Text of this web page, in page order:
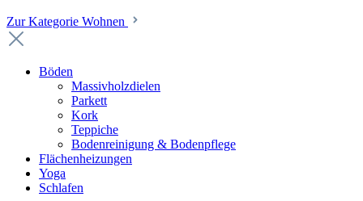
Zur Kategorie Wohnen
Böden
Massivholzdielen
Parkett
Kork
Teppiche
Bodenreinigung & Bodenpflege
Flächenheizungen
Yoga
Schlafen